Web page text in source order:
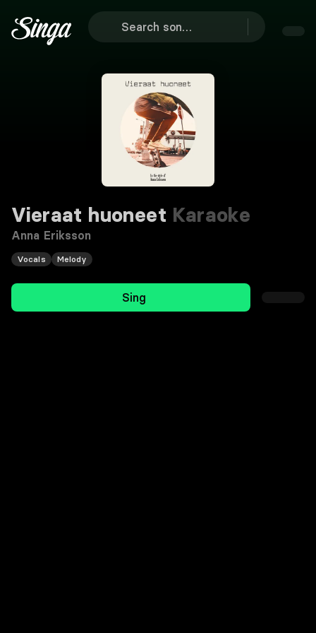
Vieraat huoneet Karaoke
Anna Eriksson
Vocals Melody
Sing